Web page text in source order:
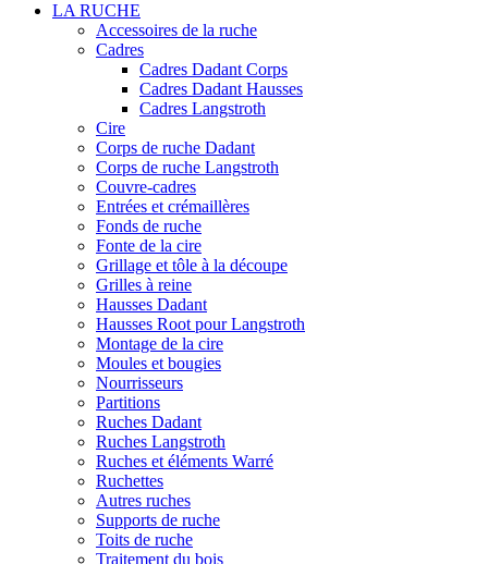
LA RUCHE
Accessoires de la ruche
Cadres
Cadres Dadant Corps
Cadres Dadant Hausses
Cadres Langstroth
Cire
Corps de ruche Dadant
Corps de ruche Langstroth
Couvre-cadres
Entrées et crémaillères
Fonds de ruche
Fonte de la cire
Grillage et tôle à la découpe
Grilles à reine
Hausses Dadant
Hausses Root pour Langstroth
Montage de la cire
Moules et bougies
Nourrisseurs
Partitions
Ruches Dadant
Ruches Langstroth
Ruches et éléments Warré
Ruchettes
Autres ruches
Supports de ruche
Toits de ruche
Traitement du bois